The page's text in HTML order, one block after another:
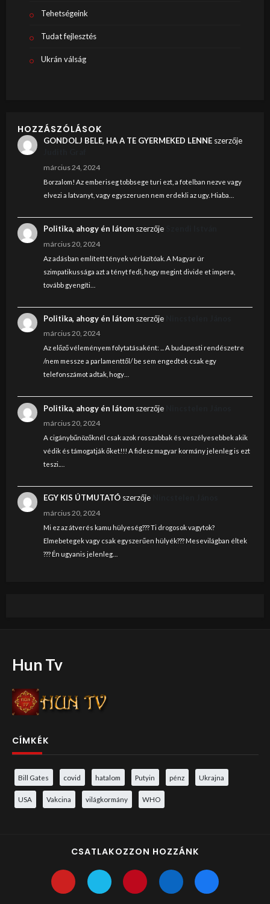
Tehetségeink
Tudat fejlesztés
Ukrán válság
HOZZÁSZÓLÁSOK
GONDOLJ BELE, HA A TE GYERMEKED LENNEszerzője
március 24, 2024
Borzalom! Az emberiseg tobbsege turi ezt, a fotelban nezve vagy
elvezi a latvanyt, vagy egyszeruen nem erdekli az ugy. Hiaba…
Politika, ahogy én látomszerzője
március 20, 2024
Az adásban említett tények vérlázítóak. A Magyar úr
szimpatikussága azt a tényt fedi, hogy megint divide et impera,
tovább gyengíti…
Politika, ahogy én látomszerzője
március 20, 2024
Az előző véleményem folytatásaként: ... A budapesti rendészetre
/nem messze a parlamenttől/ be sem engedtek csak egy
telefonszámot adtak, hogy…
Politika, ahogy én látomszerzője
március 20, 2024
A cigánybűnözőknél csak azok rosszabbak és veszélyesebbek akik
védik és támogatják őket!!! A fidesz magyar kormány jelenleg is ezt
teszi.…
EGY KIS ÚTMUTATÓszerzője
március 20, 2024
Mi ez az átverés kamu hülyeség??? Ti drogosok vagytok?
Elmebetegek vagy csak egyszerűen hülyék??? Mesevilágban éltek
??? Én ugyanis jelenleg…
Hun Tv
CÍMKÉK
Bill Gates covid hatalom Putyin pénz Ukrajna
USA Vakcina világkormány WHO
CSATLAKOZZON HOZZÁNK